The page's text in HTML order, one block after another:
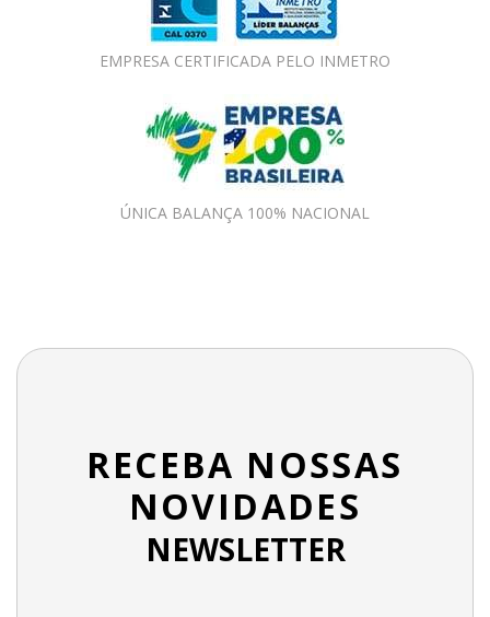
EMPRESA CERTIFICADA PELO INMETRO
ÚNICA BALANÇA 100% NACIONAL
RECEBA NOSSAS
NOVIDADES
NEWSLETTER